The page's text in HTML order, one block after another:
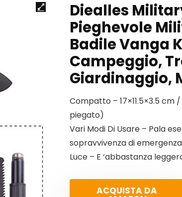
Diealles
Pieghevole
Badile Vanga
Campeggio,
Giardinaggio,
Compatto – 17×11.5×3.5 cm
piegato)
Vari Modi Di Usare – Pala
sopravvivenza di emergenza
Luce – E ‘abbastanza
ACQUISTA DA